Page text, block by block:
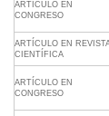
ARTÍCULO EN
CONGRESO
ARTÍCULO EN
CIENTÍFICA
ARTÍCULO EN
CONGRESO